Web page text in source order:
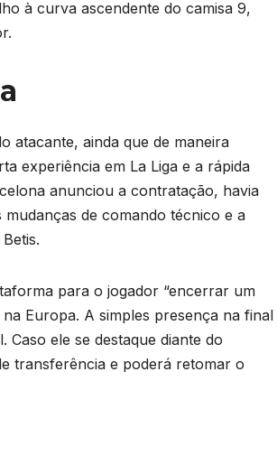
à curva ascendente do camisa 9,
atacante, ainda que de maneira
experiência em La Liga e a rápida
anunciou a contratação, havia
de comando técnico e a
para o jogador “encerrar um
Europa. A simples presença na final
ele se destaque diante do
transferência e poderá retomar o